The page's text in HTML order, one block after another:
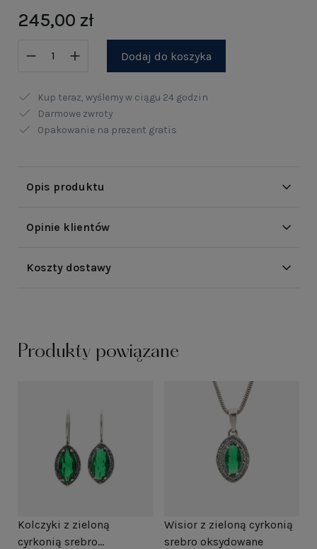
245,00 zł
Dodaj do koszyka
Kup teraz, wyślemy w ciągu 24 godzin
Darmowe zwroty
Opakowanie na prezent gratis
Opis produktu
Opinie klientów
Koszty dostawy
Produkty powiązane
Kolczyki z zieloną
cyrkonią srebro
Wisior z zieloną cyrkonią
srebro oksydowane